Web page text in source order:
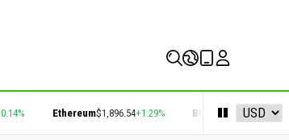
Ethereum$1,896.54+1.29% $592.66 -1.42%